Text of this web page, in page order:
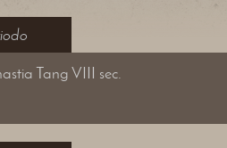
Tang VIII sec.